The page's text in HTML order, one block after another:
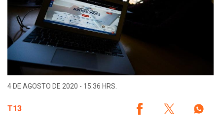
4 DE AGOSTO DE 2020 - 15:36 HRS.
T13